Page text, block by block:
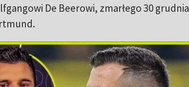
De Beerowi, zmarłego 30 grudnia